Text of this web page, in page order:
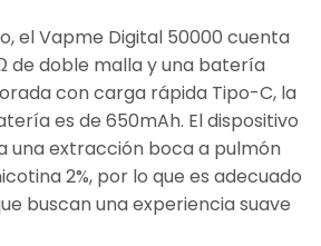
el Vapme Digital 50000 cuenta
de doble malla y una batería
con carga rápida Tipo-C, la
es de 650mAh. El dispositivo
una extracción boca a pulmón
2%, por lo que es adecuado
buscan una experiencia suave